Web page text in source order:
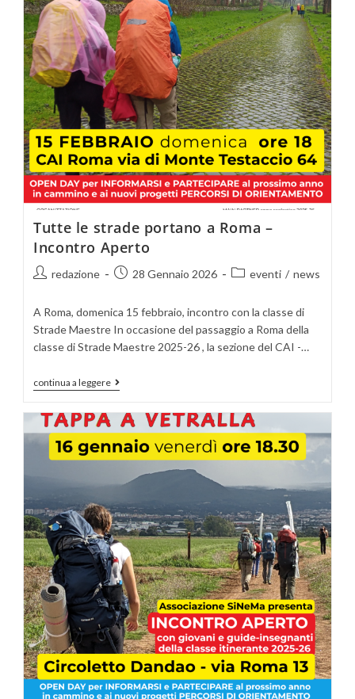
Tutte le strade portano a Roma –
Incontro Aperto
redazione 28 Gennaio 2026 eventi / news
A Roma, domenica 15 febbraio, incontro con la classe di
Strade Maestre In occasione del passaggio a Roma della
classe di Strade Maestre 2025-26 , la sezione del CAI -…
continua a leggere